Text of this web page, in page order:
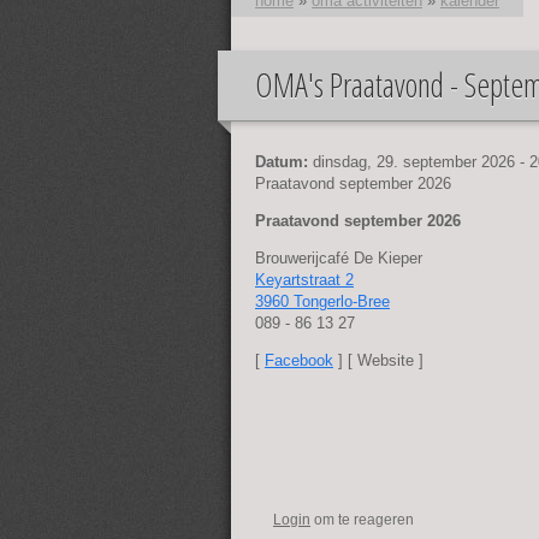
U bent hier
OMA's Praatavond -
Datum: dinsdag, 29. september 2026 -
Praatavond september 2026
Praatavond september 2026
Brouwerijcafé De Kieper
Keyartstraat 2
3960 Tongerlo-Bree
089 - 86 13 27
[ Facebook ] [ Website ]
Login om te reageren